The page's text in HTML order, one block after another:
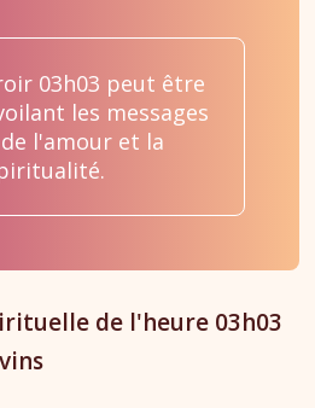
03h03 peut être
les messages
l'amour et la
de l'heure 03h03